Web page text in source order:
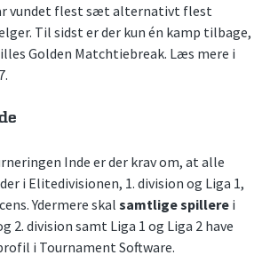
vundet flest sæt alternativt flest
Til sidst er der kun én kamp tilbage,
Golden Matchtiebreak. Læs mere i
Inde er der krav om, at alle
i Elitedivisionen, 1. division og Liga 1,
Ydermere skal samtlige spillere i
2. division samt Liga 1 og Liga 2 have
i Tournament Software.